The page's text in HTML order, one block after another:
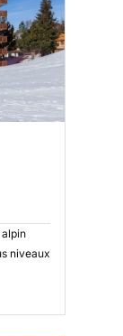
niveaux